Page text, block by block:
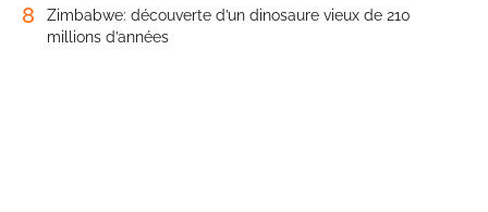
8
Zimbabwe: découverte d’un dinosaure vieux de 210
millions d’années